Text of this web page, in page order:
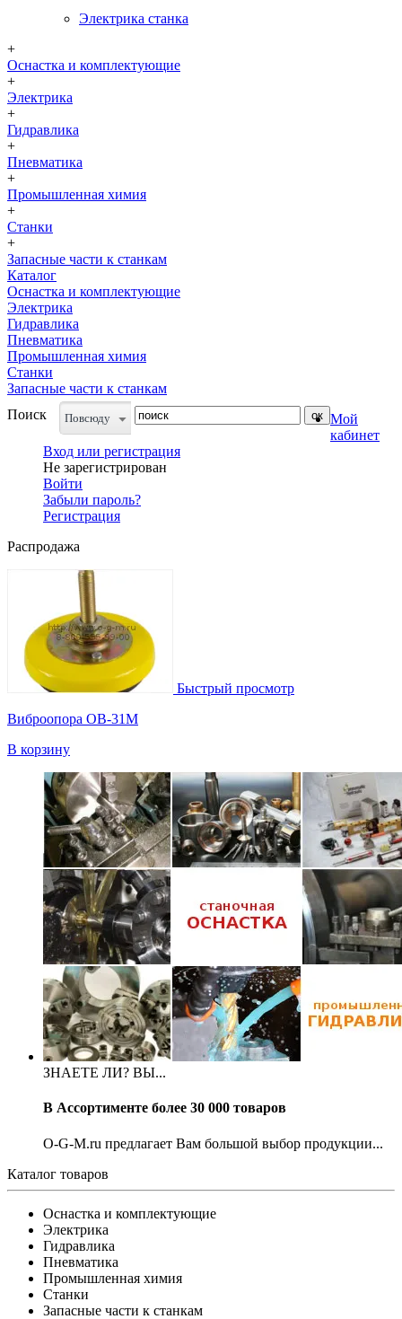
Электрика станка
+
Оснастка и комплектующие
+
Электрика
+
Гидравлика
+
Пневматика
+
Промышленная химия
+
Станки
+
Запасные части к станкам
Каталог
Оснастка и комплектующие
Электрика
Гидравлика
Пневматика
Промышленная химия
Станки
Запасные части к станкам
Поиск
Повсюду
Мой
кабинет
Вход или регистрация
Не зарегистрирован
Войти
Забыли пароль?
Регистрация
Распродажа
Быстрый просмотр
Виброопора ОВ-31М
В корзину
ЗНАЕТЕ ЛИ? ВЫ...
В Ассортименте более 30 000 товаров
O-G-M.ru предлагает Вам большой выбор продукции...
Каталог товаров
Оснастка и комплектующие
Электрика
Гидравлика
Пневматика
Промышленная химия
Станки
Запасные части к станкам